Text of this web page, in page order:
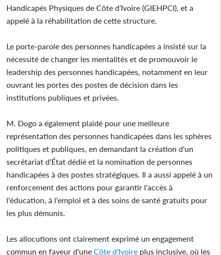
Handicapés Physiques de Côte d’Ivoire (GIEHPCI), et a
appelé à la réhabilitation de cette structure.
Le porte-parole des personnes handicapées a insisté sur la
nécessité de changer les mentalités et de promouvoir le
leadership des personnes handicapées, notamment en leur
ouvrant les portes des postes de décision dans les
institutions publiques et privées.
M. Dogo a également plaidé pour une meilleure
représentation des personnes handicapées dans les sphères
politiques et publiques, en demandant la création d'un
secrétariat d'État dédié et la nomination de personnes
handicapées à des postes stratégiques. Il a aussi appelé à un
renforcement des actions pour garantir l'accès à
l'éducation, à l'emploi et à des soins de santé gratuits pour
les plus démunis.
Les allocutions ont clairement exprimé un engagement
commun en faveur d'une Côte d'Ivoire plus inclusive, où les